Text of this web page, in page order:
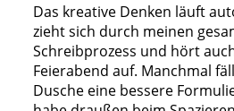
Das kreative Denken läuft
zieht sich durch meinen
Schreibprozess und hört
Feierabend auf. Manchmal
Dusche eine bessere